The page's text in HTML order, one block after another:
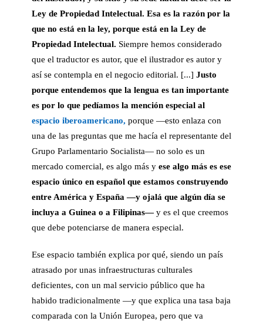
Ley de Propiedad Intelectual. Esa es la razón por la
que no está en la ley, porque está en la Ley de
Propiedad Intelectual. Siempre hemos considerado
que el traductor es autor, que el ilustrador es autor y
así se contempla en el negocio editorial. [...] Justo
porque entendemos que la lengua es tan importante
es por lo que pedíamos la mención especial al
espacio iberoamericano, porque —esto enlaza con
una de las preguntas que me hacía el representante del
Grupo Parlamentario Socialista— no solo es un
mercado comercial, es algo más y ese algo más es ese
espacio único en español que estamos construyendo
entre América y España —y ojalá que algún día se
incluya a Guinea o a Filipinas—y es el que creemos
que debe potenciarse de manera especial.
Ese espacio también explica por qué, siendo un país
atrasado por unas infraestructuras culturales
deficientes, con un mal servicio público que ha
habido tradicionalmente —y que explica una tasa baja
comparada con la Unión Europea, pero que va